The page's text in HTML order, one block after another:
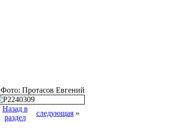
Фото: Протасов Евгений
Назад в
раздел
следующая»